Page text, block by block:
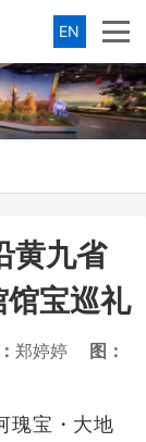
EN
黄九省
馆宝巡礼
郑婷婷
图：
瑰宝・大地